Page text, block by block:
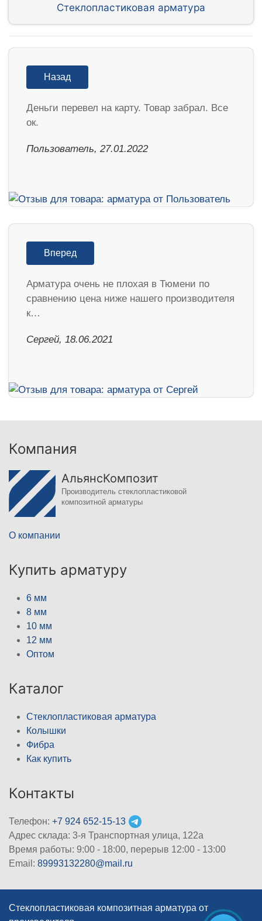
Стеклопластиковая арматура
Назад
Деньги перевел на карту. Товар забрал. Все
ок.
Пользователь, 27.01.2022
Вперед
Арматура очень не плохая в Тюмени по
сравнению цена ниже нашего производителя
к…
Сергей, 18.06.2021
Компания
АльянсКомпозит
Производитель стеклопластиковой
композитной арматуры
О компании
Купить арматуру
6 мм
8 мм
10 мм
12 мм
Оптом
Каталог
Стеклопластиковая арматура
Колышки
Фибра
Как купить
Контакты
Телефон: +7 924 652-15-13
Адрес склада: 3-я Транспортная улица, 122а
Время работы: 9:00 - 18:00, перерыв 12:00 - 13:00
Email: 89993132280@mail.ru
Стеклопластиковая композитная арматура от